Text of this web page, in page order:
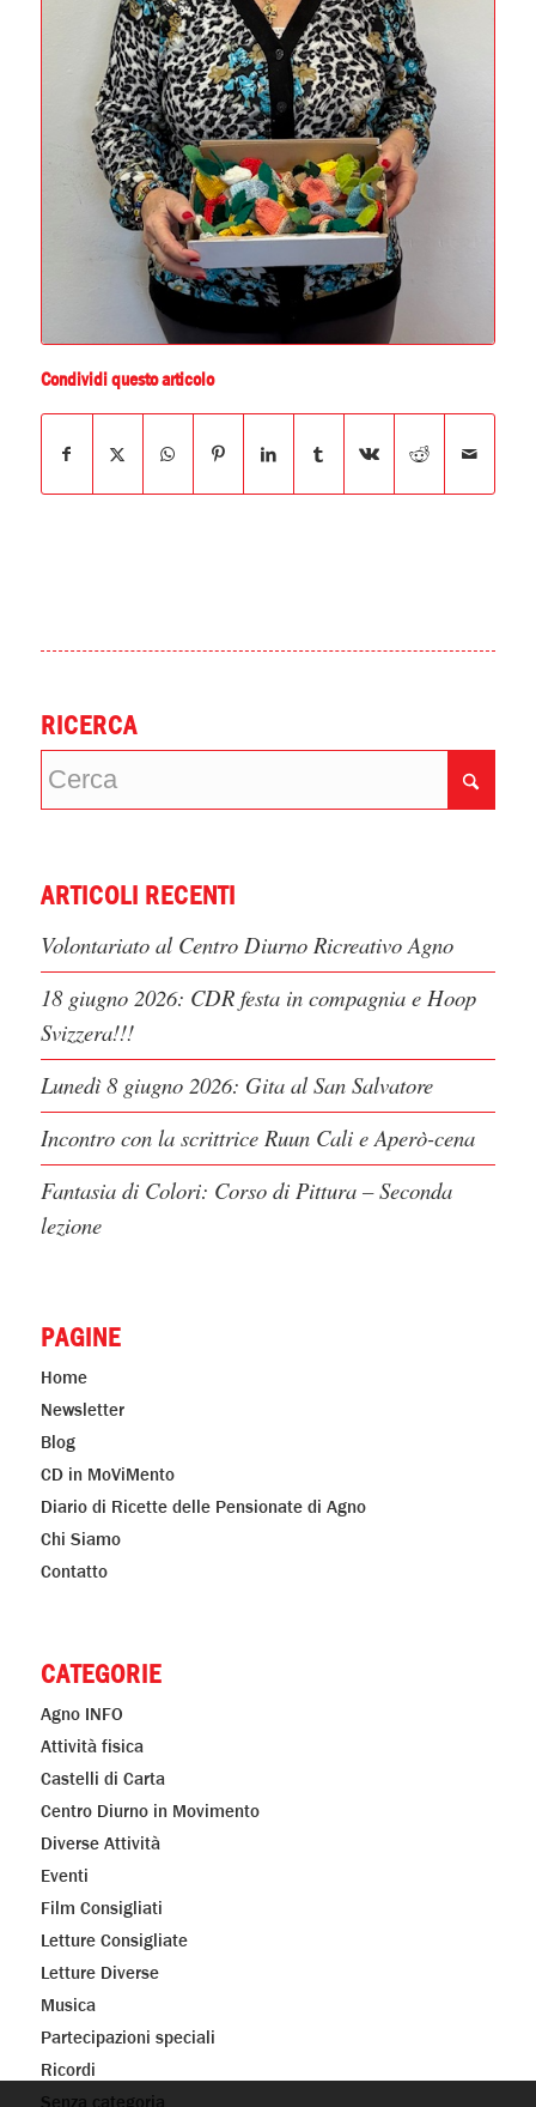
Condividi questo articolo
RICERCA
ARTICOLI RECENTI
Volontariato al Centro Diurno Ricreativo Agno
18 giugno 2026: CDR festa in compagnia e Hoop
Svizzera!!!
Lunedì 8 giugno 2026: Gita al San Salvatore
Incontro con la scrittrice Ruun Cali e Aperò-cena
Fantasia di Colori: Corso di Pittura – Seconda
lezione
PAGINE
Home
Newsletter
Blog
CD in MoViMento
Diario di Ricette delle Pensionate di Agno
Chi Siamo
Contatto
CATEGORIE
Agno INFO
Attività fisica
Castelli di Carta
Centro Diurno in Movimento
Diverse Attività
Eventi
Film Consigliati
Letture Consigliate
Letture Diverse
Musica
Partecipazioni speciali
Ricordi
Senza categoria